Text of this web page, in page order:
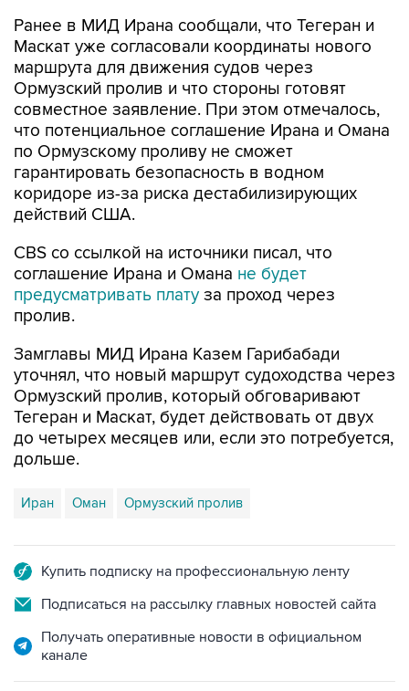
Ранее в МИД Ирана сообщали, что Тегеран и
Маскат уже согласовали координаты нового
маршрута для движения судов через
Ормузский пролив и что стороны готовят
совместное заявление. При этом отмечалось,
что потенциальное соглашение Ирана и Омана
по Ормузскому проливу не сможет
гарантировать безопасность в водном
коридоре из-за риска дестабилизирующих
действий США.
CBS со ссылкой на источники писал, что
соглашение Ирана и Омана не будет
предусматривать плату за проход через
пролив.
Замглавы МИД Ирана Казем Гарибабади
уточнял, что новый маршрут судоходства через
Ормузский пролив, который обговаривают
Тегеран и Маскат, будет действовать от двух
до четырех месяцев или, если это потребуется,
дольше.
Иран Оман Ормузский пролив
Купить подписку на профессиональную ленту
Подписаться на рассылку главных новостей сайта
Получать оперативные новости в официальном
канале